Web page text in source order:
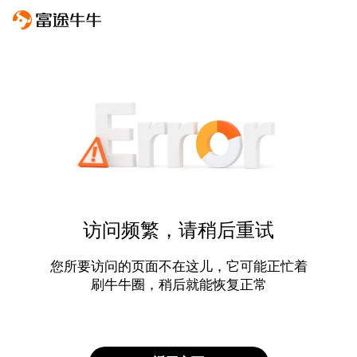
访问频繁，请稍后重试
您所要访问的页面不在这儿，它可能正忙着
刷牛牛圈，稍后就能恢复正常